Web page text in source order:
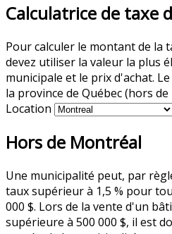
Calculatrice de taxe
Pour calculer le montant de la
devez utiliser la valeur la plus
municipale et le prix d'achat.
la province de Québec (hors
Location
Hors de Montréal
Une municipalité peut, par
taux supérieur à 1,5 % pour
000 $. Lors de la vente d'un
supérieure à 500 000 $, il est